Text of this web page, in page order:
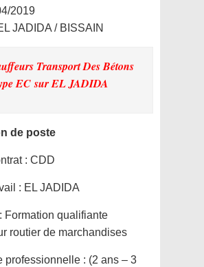
2019
JADIDA / BISSAIN
Transport Des Bétons
ECsur EL JADIDA
de poste
: CDD
: EL JADIDA
Formation qualifiante
routier de marchandises
professionnelle : (2 ans – 3